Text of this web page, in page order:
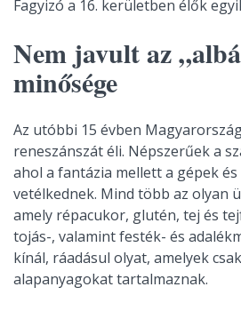
Fagyizó a 16. kerületben élők
Nem javult az
minősége
Az utóbbi 15 évben
reneszánszát éli. Népszerűek a
ahol a fantázia mellett a gépek
vetélkednek. Mind több az olyan
amely répacukor, glutén, tej és
tojás-, valamint festék- és
kínál, ráadásul olyat, amelyek
alapanyagokat tartalmaznak.